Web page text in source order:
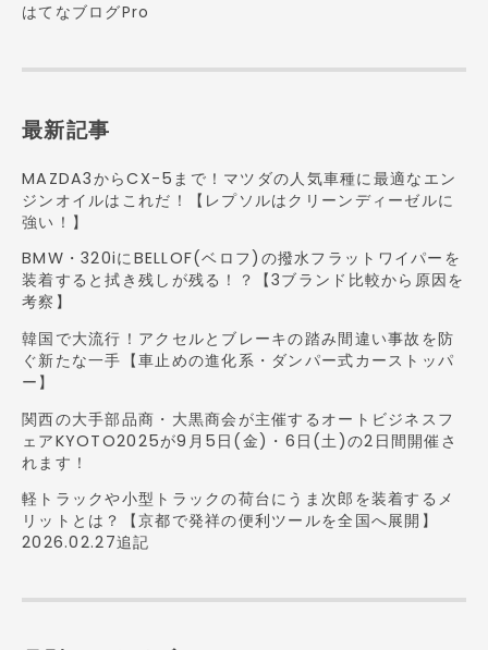
はてなブログPro
最新記事
MAZDA3からCX-5まで！マツダの人気車種に最適なエン
ジンオイルはこれだ！【レプソルはクリーンディーゼルに
強い！】
BMW・320iにBELLOF(ベロフ)の撥水フラットワイパーを
装着すると拭き残しが残る！？【3ブランド比較から原因を
考察】
韓国で大流行！アクセルとブレーキの踏み間違い事故を防
ぐ新たな一手【車止めの進化系・ダンパー式カーストッパ
ー】
関西の大手部品商・大黒商会が主催するオートビジネスフ
ェアKYOTO2025が9月5日(金)・6日(土)の2日間開催さ
れます！
軽トラックや小型トラックの荷台にうま次郎を装着するメ
リットとは？【京都で発祥の便利ツールを全国へ展開】
2026.02.27追記